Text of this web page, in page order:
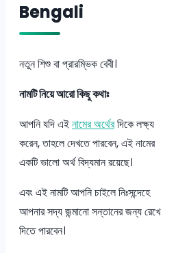
Bengali
নতুন শিশু বা প্রারম্ভিক বেবী।
নামটি নিয়ে আরো কিছু কথাঃ
আপনি যদি এইনামের অর্থেরদিকে লক্ষ্য
করেন, তাহলে দেখতে পারবেন, এই নামের
একটি ভালো অর্থ বিদ্যমান রয়েছে।
এবং এই নামটি আপনি চাইলে নিঃসন্দেহে
আপনার সদ্য জন্মানো সন্তানের জন্য রেখে
দিতে পারবেন।